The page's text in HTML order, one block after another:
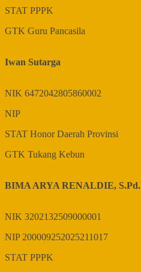
STAT PPPK
GTK Guru Pancasila
Iwan Sutarga
NIK 6472042805860002
NIP
STAT Honor Daerah Provinsi
GTK Tukang Kebun
BIMA ARYA RENALDIE, S.Pd.
NIK 3202132509000001
NIP200009252025211017
STAT PPPK